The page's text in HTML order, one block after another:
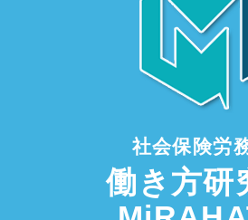
社会保険労
働き方研